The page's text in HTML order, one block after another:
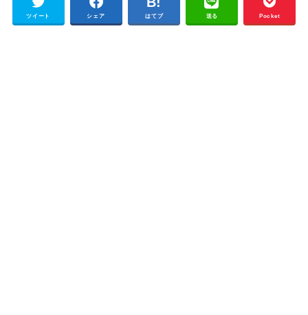
ツイート シェア はてブ 送る Pocket